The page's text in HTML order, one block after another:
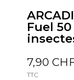
Fuel
7,90
TTC